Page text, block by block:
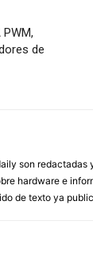
de
son
hardware e
de texto ya